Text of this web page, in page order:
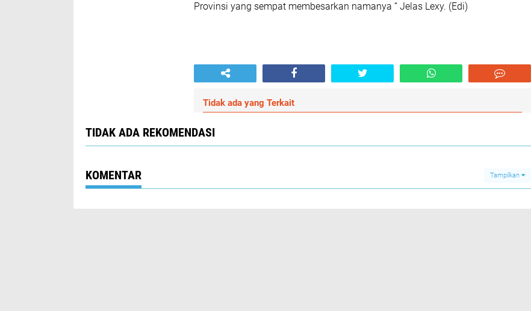
Provinsi yang sempat membesarkan namanya ” Jelas Lexy. (Edi)
Tidak ada yang Terkait
TIDAK ADA REKOMENDASI
KOMENTAR Tampilkan